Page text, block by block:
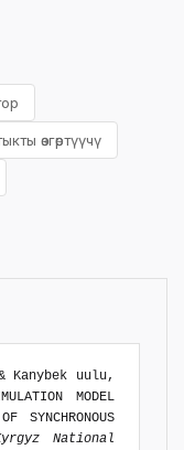
өзгөртүүчү
uulu,
MODEL
SYNCHRONOUS
National